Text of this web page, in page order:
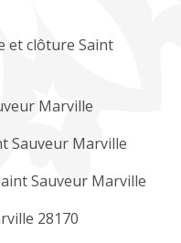
et clôture Saint
Marville
Sauveur Marville
Sauveur Marville
28170